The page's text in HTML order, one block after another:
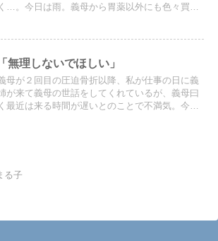
く…。今日は雨。義母から胃薬以外にも色々買い
ていなかったら…
「無理しないでほしい」
母が２回目の圧迫骨折以降、私が仕事の日に義
が来て義母の世話をしてくれているが、義母曰
く最近は来る時間が遅いとのことで不満気。今日
る子